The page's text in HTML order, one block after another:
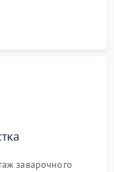
для выявления
заварочного